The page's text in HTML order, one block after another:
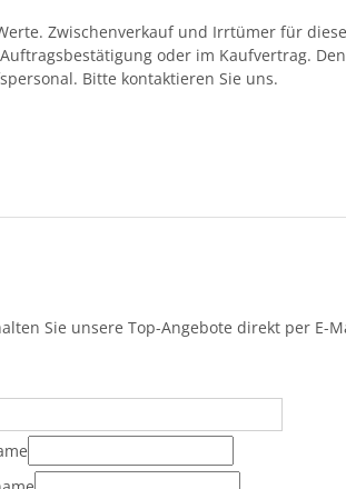
Zwischenverkauf und Irrtümer für
oder im Kaufvertrag.
Bitte kontaktieren Sie uns.
Sie unsere Top-Angebote direkt per E-